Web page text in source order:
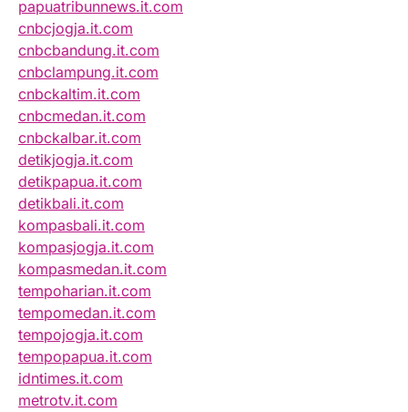
papuatribunnews.it.com
cnbcjogja.it.com
cnbcbandung.it.com
cnbclampung.it.com
cnbckaltim.it.com
cnbcmedan.it.com
cnbckalbar.it.com
detikjogja.it.com
detikpapua.it.com
detikbali.it.com
kompasbali.it.com
kompasjogja.it.com
kompasmedan.it.com
tempoharian.it.com
tempomedan.it.com
tempojogja.it.com
tempopapua.it.com
idntimes.it.com
metrotv.it.com